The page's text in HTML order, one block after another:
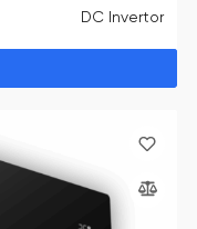
DC Invertor